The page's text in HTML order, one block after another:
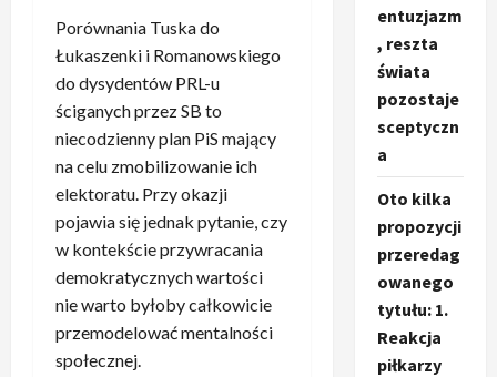
Porównania Tuska do
Łukaszenki i Romanowskiego
do dysydentów PRL-u
ściganych przez SB to
niecodzienny plan PiS mający
na celu zmobilizowanie ich
elektoratu. Przy okazji
pojawia się jednak pytanie, czy
w kontekście przywracania
demokratycznych wartości
nie warto byłoby całkowicie
przemodelować mentalności
społecznej.
entuzjazm
, reszta
świata
pozostaje
sceptyczn
a
Oto kilka
propozycji
przeredag
owanego
tytułu: 1.
Reakcja
piłkarzy